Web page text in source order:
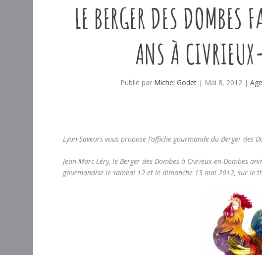
LE BERGER DES DOMBES
ANS À
Publié par Michel Godet| Mai 8, 2012|
Lyon-Saveurs vous propose l’affiche gourmande du Berger des
Jean-Marc Léry, le Berger des Dombes à Civrieux-en-Dombes
gourmandise le samedi 12 et le dimanche 13 mai 2012, sur le